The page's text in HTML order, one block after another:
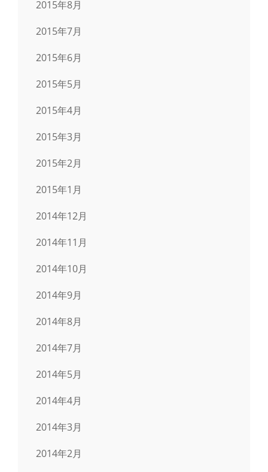
2015年8月
2015年7月
2015年6月
2015年5月
2015年4月
2015年3月
2015年2月
2015年1月
2014年12月
2014年11月
2014年10月
2014年9月
2014年8月
2014年7月
2014年5月
2014年4月
2014年3月
2014年2月